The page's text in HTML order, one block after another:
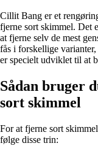
Cillit Bang er et
fjerne sort skimmel. Det
at fjerne selv de mest
fås i forskellige
er specielt udviklet til at
Sådan bruger
sort skimmel
For at fjerne sort
følge disse trin: